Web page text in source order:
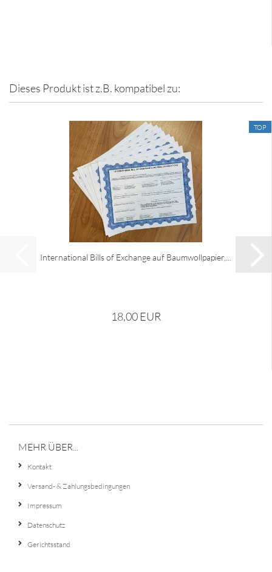
Dieses Produkt ist z.B. kompatibel zu:
TOP
International Bills of Exchange auf Baumwollpapier,...
18,00 EUR
MEHR ÜBER...
Kontakt
Versand- & Zahlungsbedingungen
Impressum
Datenschutz
Gerichtsstand